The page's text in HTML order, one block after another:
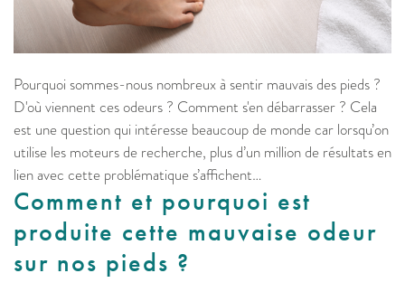
Pourquoi sommes-nous nombreux à sentir mauvais des pieds ?
D'où viennent ces odeurs ? Comment s'en débarrasser ? Cela
est une question qui intéresse beaucoup de monde car lorsqu’on
utilise les moteurs de recherche, plus d’un million de résultats en
lien avec cette problématique s’affichent…
Comment et pourquoi est
produite cette mauvaise odeur
sur nos pieds ?